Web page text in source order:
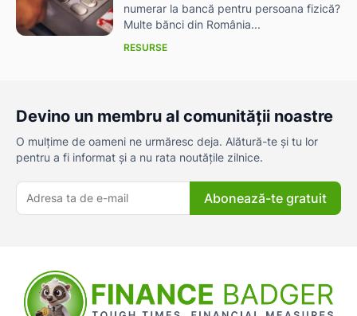
numerar la bancă pentru persoana fizică?
Multe bănci din România...
RESURSE
Devino un membru al comunității noastre
O mulțime de oameni ne urmăresc deja. Alătură-te și tu lor
pentru a fi informat și a nu rata noutățile zilnice.
Abonează-te gratuit